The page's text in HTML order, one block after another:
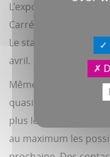
L'exposition Re-
Carré Noir
Le stage de
avril.
Même si la
quasiment bouclée,
plus les équipes
au maximum les